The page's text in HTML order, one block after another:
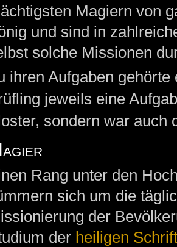
Magiern von
und sind in
solche Missionen
ihren Aufgaben
jeweils eine
sondern war auch
Rang unter den
sich um die
der
der heiligen